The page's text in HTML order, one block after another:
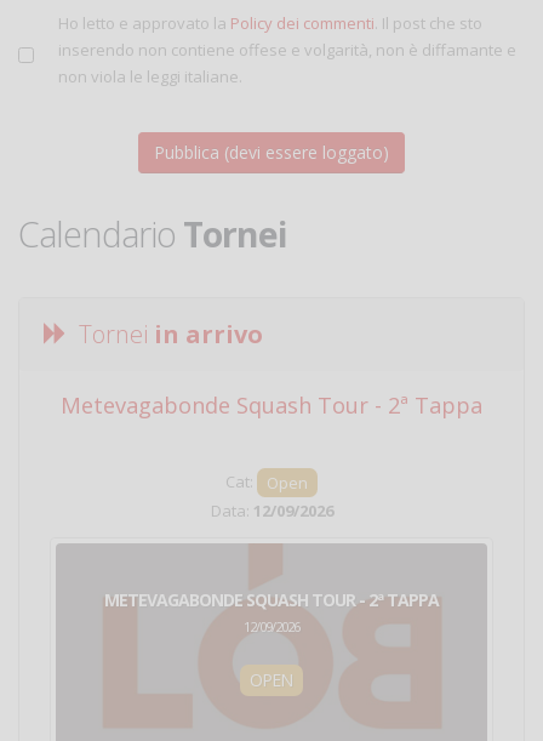
Ho letto e approvato la Policy dei commenti. Il post che sto
inserendo non contiene offese e volgarità, non è diffamante e
non viola le leggi italiane.
Calendario Tornei
Tornei in arrivo
Metevagabonde Squash Tour - 2ª Tappa
Cat:
Open
Data: 12/09/2026
METEVAGABONDE SQUASH TOUR - 2ª TAPPA
12/09/2026
OPEN